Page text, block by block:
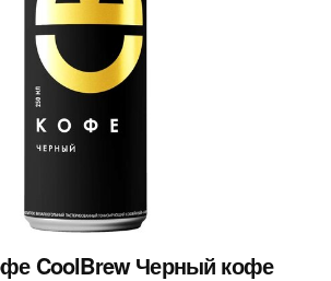
CoolBrew Черный кофе